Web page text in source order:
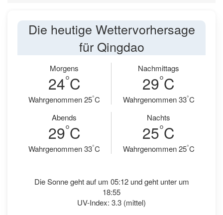
Die heutige Wettervorhersage
für Qingdao
Morgens
24°C
Wahrgenommen 25°C
Nachmittags
29°C
Wahrgenommen 33°C
Abends
29°C
Wahrgenommen 33°C
Nachts
25°C
Wahrgenommen 25°C
Die Sonne geht auf um 05:12 und geht unter um
18:55
UV-Index: 3.3 (mittel)